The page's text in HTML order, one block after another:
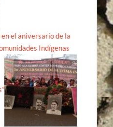
el aniversario de la
Indígenas